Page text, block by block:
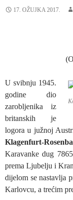
17. OŽUJKA 2017.
U svibnju 1945.
godine dio
zarobljenika iz
britanskih je
logora u južnoj
Klagenfurt-
Karavanke dug
prema Ljubelju i
dijelom se nastavlja
Karlovcu, a trećim